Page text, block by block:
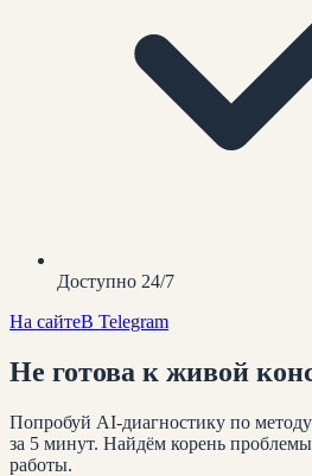
Доступно 24/7
На сайтеВ Telegram
Не готова к живой
Попробуй AI-диагностику по
за 5 минут. Найдём корень
работы.